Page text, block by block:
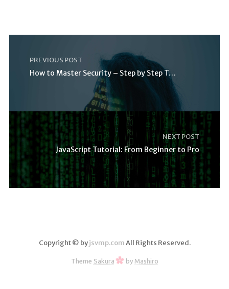
PREVIOUS POST
How to Master Security – Step by Step Tutorial
NEXT POST
JavaScript Tutorial: From Beginner to Pro
Copyright © byjsvmp.comAll Rights Reserved.
Theme Sakura by Mashiro